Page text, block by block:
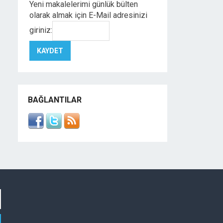
Yeni makalelerimi günlük bülten
olarak almak için E-Mail adresinizi
giriniz:
BAĞLANTILAR